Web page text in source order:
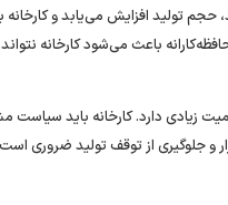
حجم تولید افزایش می‌یابد و
باعث می‌شود کارخانه
زیادی دارد. کارخانه باید
و جلوگیری از توقف تولید ضروری